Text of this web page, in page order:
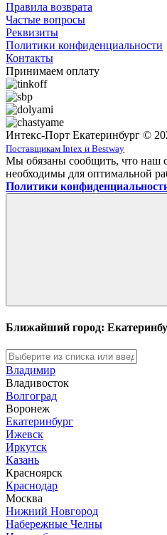
Правила возврата
Частые вопросы
Реквизиты
Политики конфиденциальности
Контакты
Принимаем оплату
Интекс-Порт Екатеринбург ©
Поставщикам Intex и Bestway
Мы обязаны сообщить, что наш
необходимы для оптимальной
Политики
Ближайший город:
Владимир
Владивосток
Волгоград
Воронеж
Екатеринбург
Ижевск
Иркутск
Казань
Красноярск
Краснодар
Москва
Нижний Новгород
Набережные Челны